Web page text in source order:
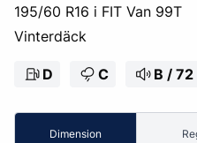
195/60 R16 i FIT Van 99T
Vinterdäck
D C B / 72
Dimension